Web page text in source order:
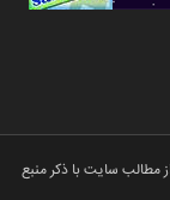
مطالب سایت با ذکر منبع